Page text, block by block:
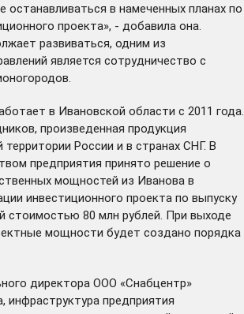
останавливаться в намеченных планах по
проекта», - добавила она.
развиваться, одним из
является сотрудничество с
в Ивановской области с 2011 года.
произведенная продукция
территории России и в странах СНГ. В
предприятия принято решение о
мощностей из Иванова в
инвестиционного проекта по выпуску
80 млн рублей. При выходе
мощности будет создано порядка
директора ООО «Снабцентр»
инфраструктура предприятия